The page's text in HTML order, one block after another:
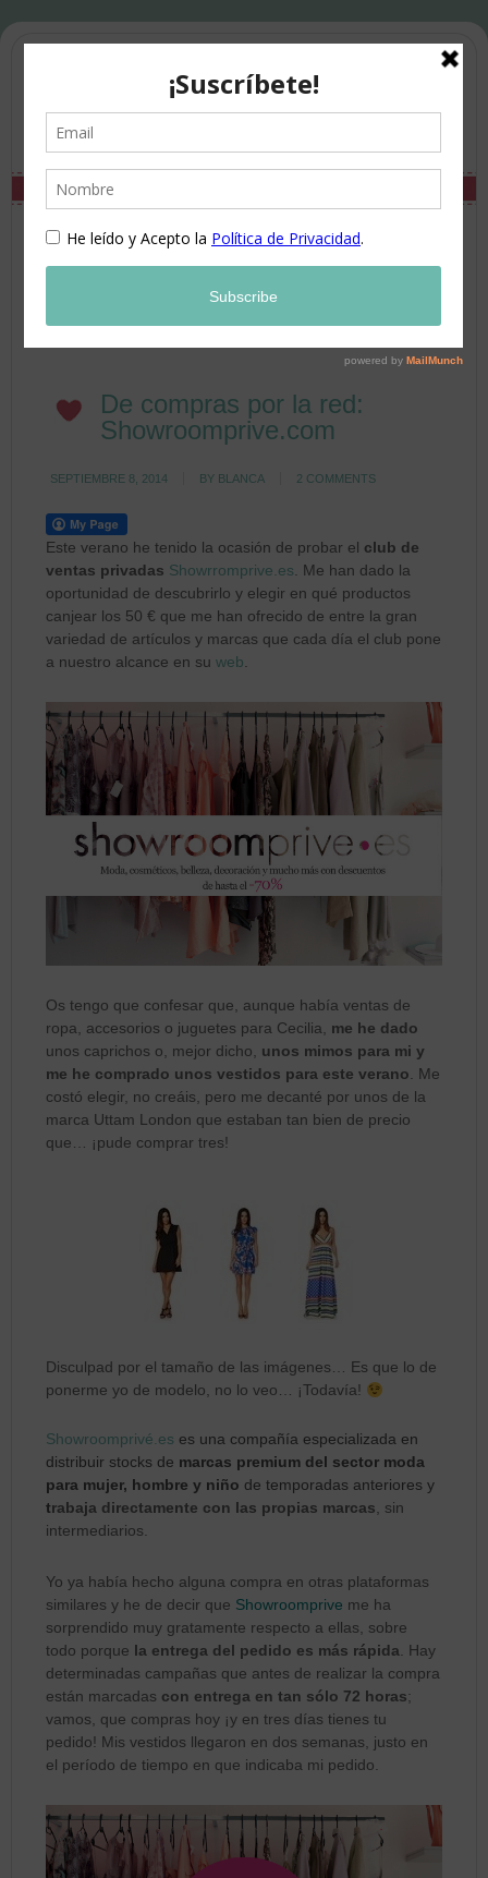
De compras por la red:
Showroomprive.com
SEPTIEMBRE 8, 2014 BY BLANCA 2 COMMENTS
Este verano he tenido la ocasión de probar el club de
ventas privadas Showrromprive.es . Me han dado la
oportunidad de descubrirlo y elegir en qué productos
canjear los 50 € que me han ofrecido de entre la gran
variedad de artículos y marcas que cada día el club pone
a nuestro alcance en suweb
Os tengo que confesar que, aunque había ventas de
ropa, accesorios o juguetes para Cecilia, me he dado
unos caprichos o, mejor dicho, unos mimos para mi y
me he comprado unos vestidos para este verano. Me
costó elegir, no creáis, pero me decanté por unos de la
marca Uttam London que estaban tan bien de precio
que… ¡pude comprar tres!
Disculpad por el tamaño de las imágenes… Es que lo de
ponerme yo de modelo, no lo veo… ¡Todavía!
Showroomprivé.es es una compañía especializada en
distribuir stocks de marcas premium del sector moda
para mujer, hombre y niño de temporadas anteriores y
trabaja directamente con las propias marcas, sin
intermediarios.
Yo ya había hecho alguna compra en otras plataformas
similares y he de decir que Showroomprive me ha
sorprendido muy gratamente respecto a ellas, sobre
todo porque la entrega del pedido es más rápida. Hay
determinadas campañas que antes de realizar la compra
están marcadas con entrega en tan sólo 72 horas;
vamos, que compras hoy ¡y en tres días tienes tu
pedido! Mis vestidos llegaron en dos semanas, justo en
el período de tiempo en que indicaba mi pedido.